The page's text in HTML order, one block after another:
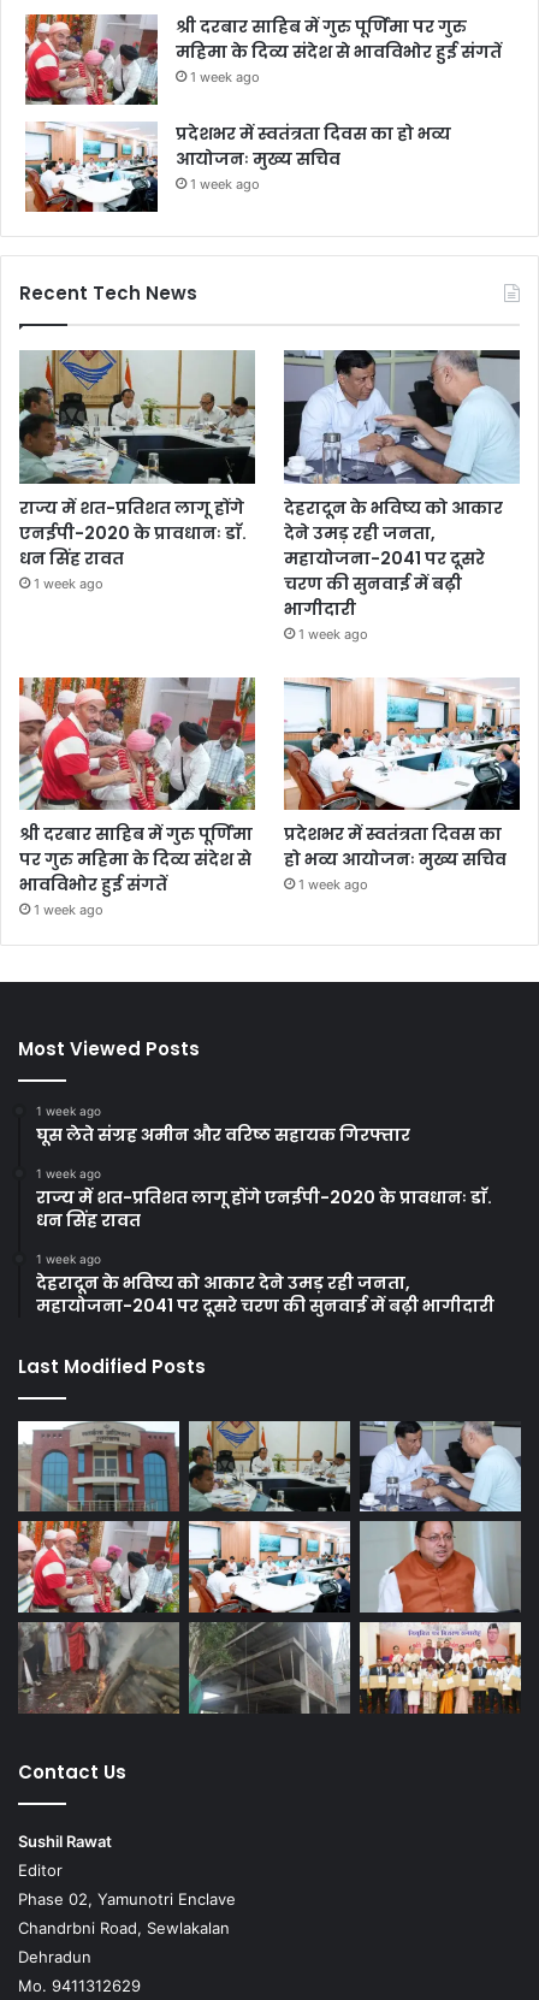
श्री दरबार साहिब में गुरु पूर्णिमा पर गुरु
महिमा के दिव्य संदेश से भावविभोर हुई संगतें
1 week ago
प्रदेशभर में स्वतंत्रता दिवस का हो भव्य
आयोजनः मुख्य सचिव
1 week ago
Recent Tech News
राज्य में शत-प्रतिशत लागू होंगे
एनईपी-2020 के प्रावधानः डाॅ.
धन सिंह रावत
1 week ago
देहरादून के भविष्य को आकार
देने उमड़ रही जनता,
महायोजना-2041 पर दूसरे
चरण की सुनवाई में बढ़ी
भागीदारी
1 week ago
श्री दरबार साहिब में गुरु पूर्णिमा
पर गुरु महिमा के दिव्य संदेश से
भावविभोर हुई संगतें
1 week ago
प्रदेशभर में स्वतंत्रता दिवस का
हो भव्य आयोजनः मुख्य सचिव
1 week ago
Most Viewed Posts
1 week ago
घूस लेते संग्रह अमीन और वरिष्ठ सहायक गिरफ्तार
1 week ago
राज्य में शत-प्रतिशत लागू होंगे एनईपी-2020 के प्रावधानः डाॅ.
धन सिंह रावत
1 week ago
देहरादून के भविष्य को आकार देने उमड़ रही जनता,
महायोजना-2041 पर दूसरे चरण की सुनवाई में बढ़ी भागीदारी
Last Modified Posts
Contact Us
Sushil Rawat
Editor
Phase 02, Yamunotri Enclave
Chandrbni Road, Sewlakalan
Dehradun
Mo. 9411312629